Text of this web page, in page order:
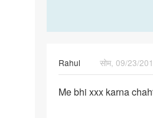
Amit
Rahul
सोम, 09/23/
Me
Me bhi xxx karna